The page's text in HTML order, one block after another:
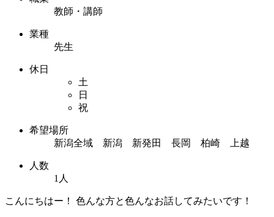
教師・講師
業種
先生
休日
土
日
祝
希望場所
新潟全域 新潟 新発田 長岡 柏崎 上越
人数
1人
こんにちはー！ 色んな方と色んなお話してみたいです！